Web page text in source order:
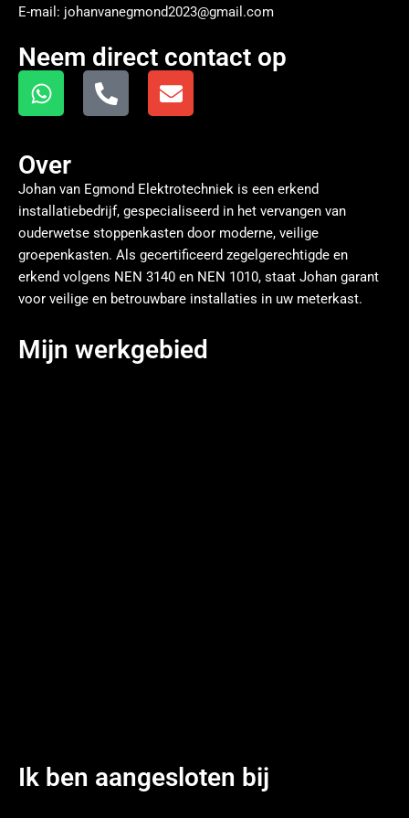
E-mail: johanvanegmond2023@gmail.com
Neem direct contact op
Over
Johan van Egmond Elektrotechniek is een erkend
installatiebedrijf, gespecialiseerd in het vervangen van
ouderwetse stoppenkasten door moderne, veilige
groepenkasten. Als gecertificeerd zegelgerechtigde en
erkend volgens NEN 3140 en NEN 1010, staat Johan garant
voor veilige en betrouwbare installaties in uw meterkast.
Mijn werkgebied
Ik ben aangesloten bij